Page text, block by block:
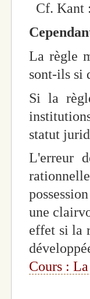
Cf. Kant :
La règle
sont-ils si
Si la
statut
L'erreur
une
effet si la
Cours :